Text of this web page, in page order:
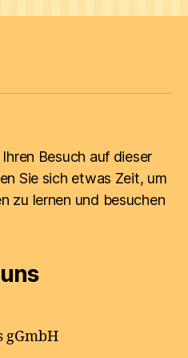
Besuch auf dieser
Sie sich etwas Zeit, um
zu lernen und besuchen
gGmbH